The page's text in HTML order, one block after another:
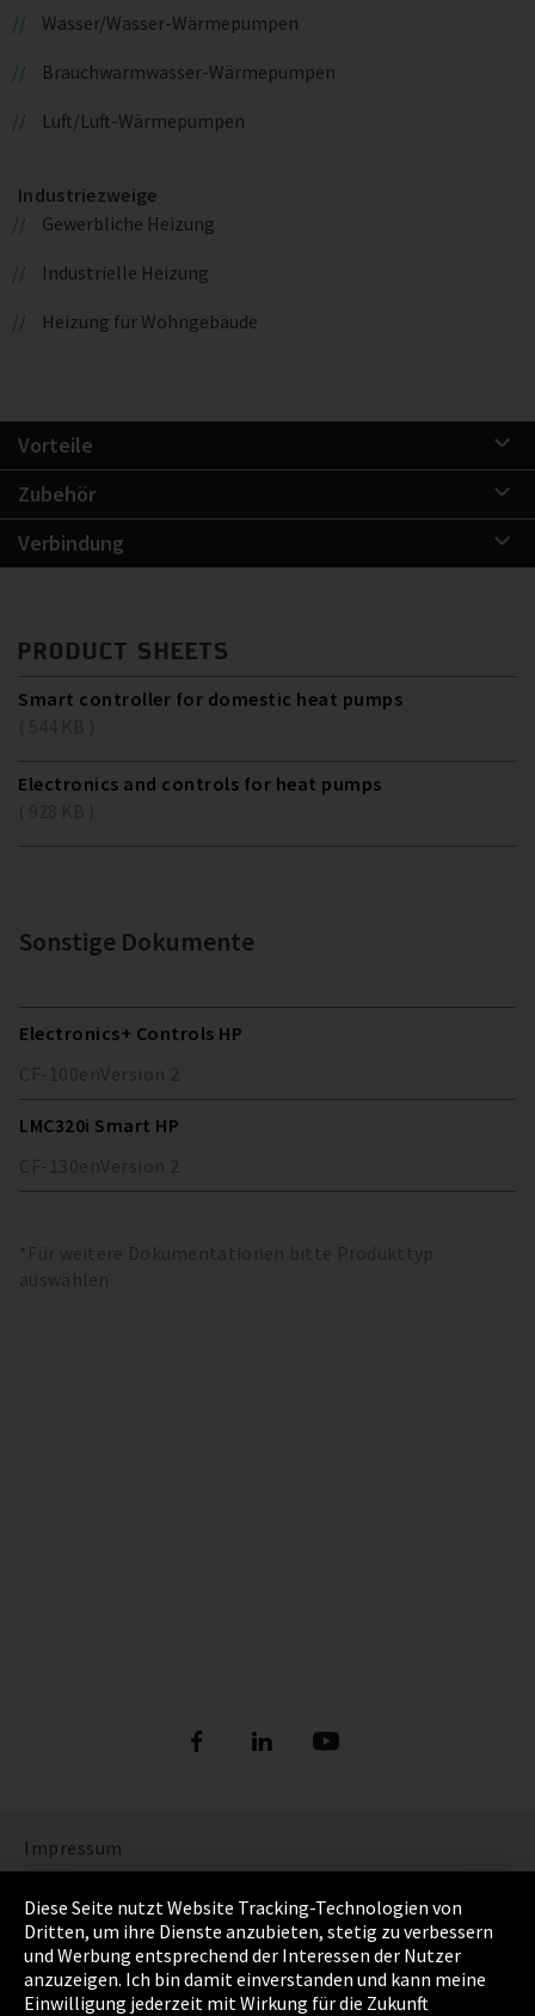
Wasser/Wasser-Wärmepumpen
Brauchwarmwasser-Wärmepumpen
Luft/Luft-Wärmepumpen
Industriezweige
Gewerbliche Heizung
Industrielle Heizung
Heizung für Wohngebäude
Vorteile
Zubehör
Verbindung
PRODUCT SHEETS
Smart controller for domestic heat pumps
Electronics and controls for heat pumps
Sonstige Dokumente
Electronics+ Controls HP
CF-100enVersion 2
LMC320i Smart HP
CF-130enVersion 2
*Für weitere Dokumentationen bitte Produkttyp
auswählen
Impressum
Datenschutz
Cookie Einstellungen
AGB
Diese Seite nutzt Website Tracking-Technologien von
Dritten, um ihre Dienste anzubieten, stetig zu verbessern
und Werbung entsprechend der Interessen der Nutzer
anzuzeigen. Ich bin damit einverstanden und kann meine
Einwilligung jederzeit mit Wirkung für die Zukunft